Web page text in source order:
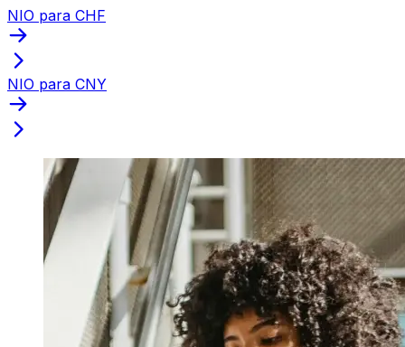
NIO para CHF
NIO para CNY